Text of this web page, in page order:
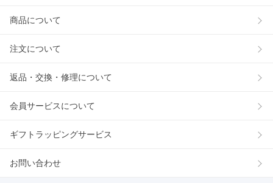
商品について
注文について
返品・交換・修理について
会員サービスについて
ギフトラッピングサービス
お問い合わせ